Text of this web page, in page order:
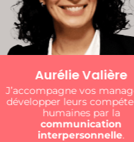
Michelle
Formatrice et
cœur d’intervenir
individus pour que le
soit un espace de
vue d’une santé